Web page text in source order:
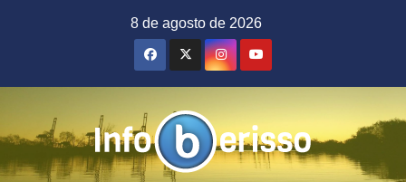
8 de agosto de 2026